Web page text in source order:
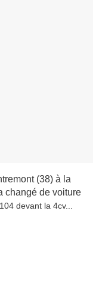
(38) à la
changé de voiture
devant la 4cv...